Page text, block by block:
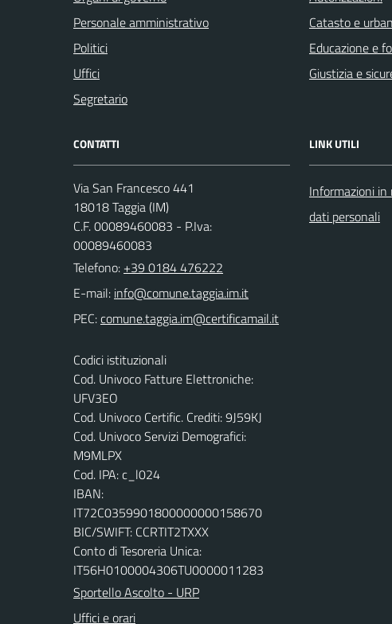
Personale amministrativo
Politici
Uffici
Segretario
Catasto e
Educazione e
Giustizia e
CONTATTI
Via San Francesco 441
18018 Taggia (IM)
C.F. 00089460083 - P.Iva:
00089460083
Telefono: +39 0184 476222
E-mail:
PEC:
Codici istituzionali
Cod. Univoco Fatture Elettroniche:
UFV3EO
Cod. Univoco Certific. Crediti: 9J59KJ
Cod. Univoco Servizi Demografici:
M9MLPX
Cod. IPA: c_l024
IBAN:
IT72C0359901800000000158670
BIC/SWIFT: CCRTIT2TXXX
Conto di Tesoreria Unica:
IT56H0100004306TU0000011283
Sportello Ascolto - URP
Uffici e orari
LINK UTILI
Informazioni
dati personali